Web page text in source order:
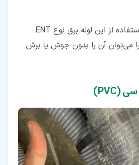
در مقایسه با RNC، استفاده از این لوله برق نوع ENT
می‌توان آن را بدون جوش یا برش